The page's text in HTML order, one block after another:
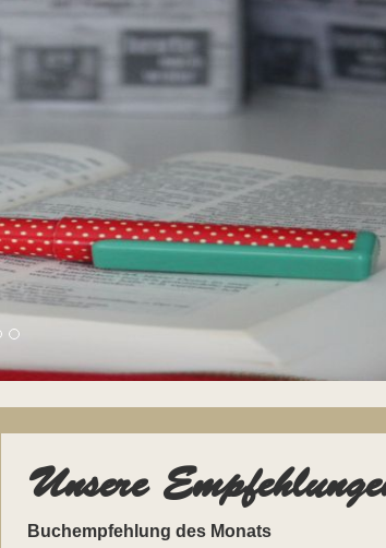
Unsere
Buchempfehlung des Monats